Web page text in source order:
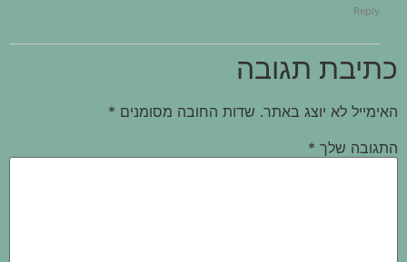
Reply
כתיבת תגובה
האימייל לא יוצג באתר. שדות החובה מסומנים*
התגובה שלך*